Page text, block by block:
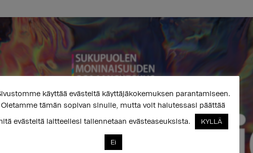
käyttää evästeitä käyttäjäkokemuksen parantamiseen.
Oletamme tämän sopivan sinulle, mutta voit halutessasi päättää
evästeitä laitteellesi tallennetaan evästeaseuksista. KYLLÄ
Ei